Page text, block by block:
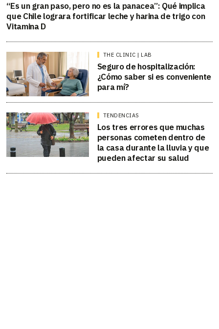
“Es un gran paso, pero no es la panacea”: Qué implica
que Chile lograra fortificar leche y harina de trigo con
Vitamina D
THE CLINIC | LAB
Seguro de hospitalización:
¿Cómo saber si es conveniente
para mí?
TENDENCIAS
Los tres errores que muchas
personas cometen dentro de
la casa durante la lluvia y que
pueden afectar su salud